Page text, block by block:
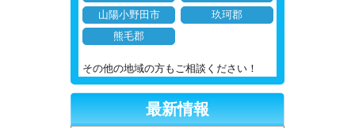
山陽小野田市
玖珂郡
熊毛郡
その他の地域の方もご相談ください！
最新情報